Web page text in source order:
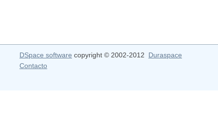
DSpace software copyright © 2002-2012 Duraspace
Contacto